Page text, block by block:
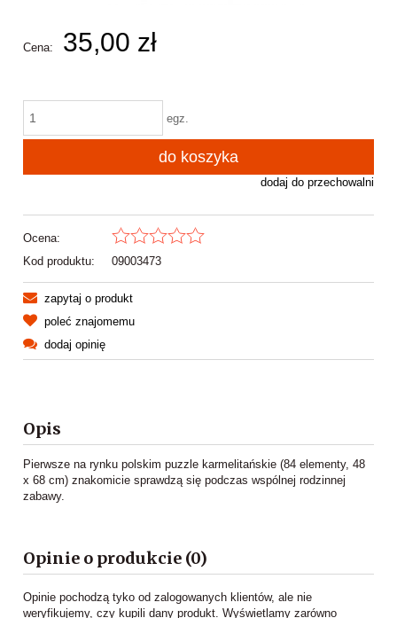
Cena: 35,00 zł
egz.
do koszyka
dodaj do przechowalni
Ocena:
Kod produktu:
09003473
zapytaj o produkt
poleć znajomemu
dodaj opinię
Opis
Pierwsze na rynku polskim puzzle karmelitańskie (84 elementy, 48
x 68 cm) znakomicie sprawdzą się podczas wspólnej rodzinnej
zabawy.
Opinie o produkcie (0)
Opinie pochodzą tyko od zalogowanych klientów, ale nie
weryfikujemy, czy kupili dany produkt. Wyświetlamy zarówno